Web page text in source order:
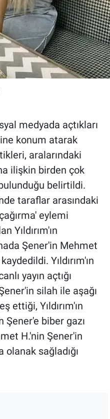
medyada açtıkları
konum atarak
aralarındaki
ilişkin birden çok
belirtildi.
taraflar arasındaki
eylemi
Yıldırım'ın
Şener'in Mehmet
Yıldırım'ın
yayın açtığı
silah ile aşağı
ettiği, Yıldırım'ın
Şener'e biber gazı
H.'nin Şener'in
olanak sağladığı